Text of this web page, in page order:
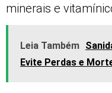
minerais e
Leia Também
Evite Perdas e